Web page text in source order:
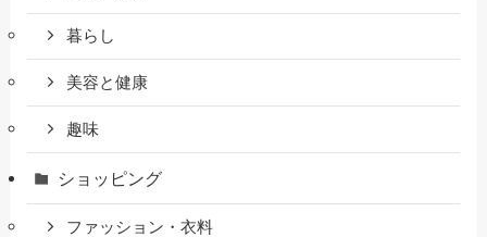
暮らし
美容と健康
趣味
ショッピング
ファッション・衣料